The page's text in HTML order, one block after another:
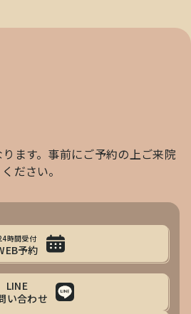
ます。事前にご予約の上ご来院
ください。
時間受付
予約
LINE
い合わせ